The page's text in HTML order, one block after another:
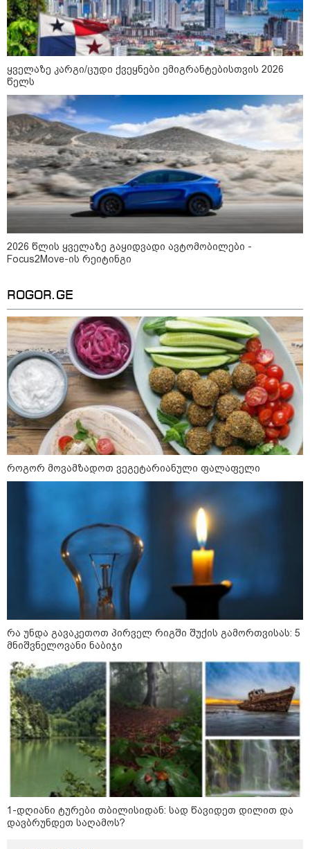
"მამის მიერ ცოტნესთვის
დატოვებულ სახლში
თვითნებურად ცხოვრობს
ადამიანი, რომელიც ზვიადის
ანდერძში ერთი სიტყვითაც კი
არ არის მოხსენიებული" - ანა
ჯაბაური
09:32 / 05-08-2026
"4 დღე უწყლოდ და უპუროდ
გაატარეს, მათ სიცოცხლე
დავუბრუნეთ" - ქართველი
მეზღვაური წერს, რომ 36
მიგრანტი, მათ შორის, ორსული
გოგონა გადაარჩინა
12:20 / 04-08-2026
"როცა კანონიკიდან
გამომდინარე, მართებულად
მიგვაჩნია, რომ ადამიანის
გასვენება ტაძრიდან არ მოხდეს,
ეს მგლოვიარეს ისეთი
"15 წლის წინ ჩადენილი
დანაშაული, 5-ჯერ შეცვლილი
მოსამართლე, 4-ჯერ თავიდან
დაწყებული საქმე... მადლობა
პროკურატურას, მათ გარეშე ეს
შედეგი არ დადგებოდა" - ქეთა
ხარძიანი
კატეგორიის ყველა სიახლე
„ფასები 2-3 წელში გაორმაგდება“
- ლოკაციები თბილისის
შემოგარენში, სადაც შესაძლოა,
მიწები გაძვირდეს
ყველაზე კარგი/ცუდი ქვეყნები
ემიგრანტებისთვის 2026 წელს
2026 წლის ყველაზე გაყიდვადი
ავტომობილები - Focus2Move-ის
რეიტინგი
პოლიტიკა
ყველაზე კარგი/ცუდი ქვეყნები ემიგრანტებისთვის 2026
წელს
2026 წლის ყველაზე გაყიდვადი ავტომობილები -
Focus2Move-ის რეიტინგი
ROGOR.GE
როგორ მოვამზადოთ ვეგეტარიანული ფალაფელი
რა უნდა გავაკეთოთ პირველ რიგში შუქის გამორთვისას: 5
მნიშვნელოვანი ნაბიჯი
1-დღიანი ტურები თბილისიდან: სად წავიდეთ დილით და
დავბრუნდეთ საღამოს?